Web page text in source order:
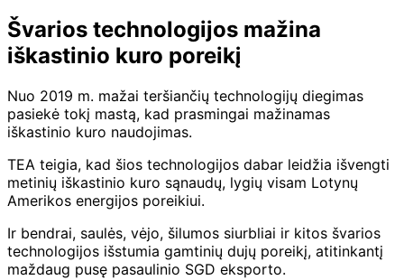
Švarios technologijos mažina
iškastinio kuro poreikį
Nuo 2019 m. mažai teršiančių technologijų diegimas
pasiekė tokį mastą, kad prasmingai mažinamas
iškastinio kuro naudojimas.
TEA teigia, kad šios technologijos dabar leidžia išvengti
metinių iškastinio kuro sąnaudų, lygių visam Lotynų
Amerikos energijos poreikiui.
Ir bendrai, saulės, vėjo, šilumos siurbliai ir kitos švarios
technologijos išstumia gamtinių dujų poreikį, atitinkantį
maždaug pusę pasaulinio SGD eksporto.